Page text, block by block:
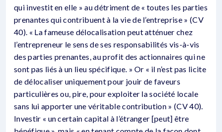
qui investit en elle » au détriment de « toutes les parties
prenantes qui contribuent à la vie de l’entreprise » (CV
40). « La fameuse délocalisation peut atténuer chez
l’entrepreneur le sens de ses responsabilités vis-à-vis
des parties prenantes, au profit des actionnaires qui ne
sont pas liés à un lieu spécifique. » Or « il n’est pas licite
de délocaliser uniquement pour jouir de faveurs
particulières ou, pire, pour exploiter la société locale
sans lui apporter une véritable contribution » (CV 40).
Investir « un certain capital à l’étranger [peut] être